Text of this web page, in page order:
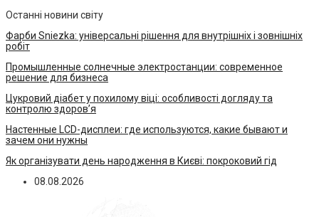
Останні новини світу
Фарби Sniezka: універсальні рішення для внутрішніх і зовнішніх
робіт
Промышленные солнечные электростанции: современное
решение для бизнеса
Цукровий діабет у похилому віці: особливості догляду та
контролю здоров’я
Настенные LCD-дисплеи: где используются, какие бывают и
зачем они нужны
Як організувати день народження в Києві: покроковий гід
08.08.2026